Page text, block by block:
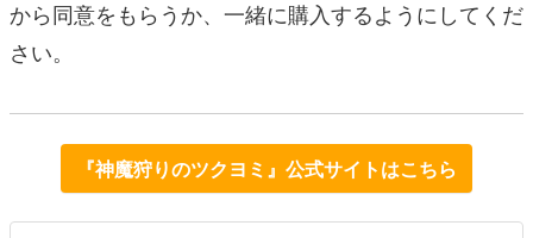
から同意をもらうか、一緒に購入するようにしてくだ
さい。
『神魔狩りのツクヨミ』公式サイトはこちら